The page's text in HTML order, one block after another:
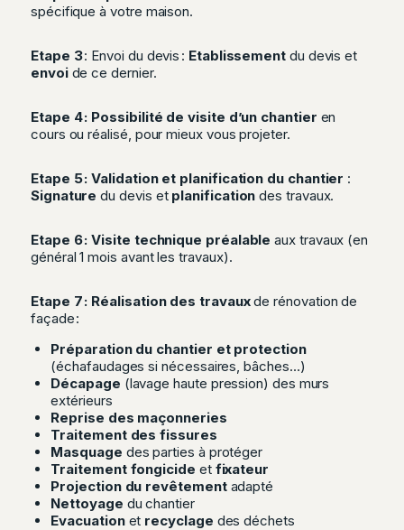
spécifique à votre maison.
Etape 3: Envoi du devis : Etablissement du devis et
envoide ce dernier.
Etape 4 : Possibilité de visite d’un chantier en
cours ou réalisé, pour mieux vous projeter.
Etape 5 : Validation et planification du chantier :
Signature du devis et planification des travaux.
Etape 6 : Visite technique préalable aux travaux (en
général 1 mois avant les travaux).
Etape 7 : Réalisation des travauxde rénovation de
façade :
Préparation du chantier et protection
(échafaudages si nécessaires, bâches…)
Décapage (lavage haute pression) des murs
extérieurs
Reprise des maçonneries
Traitement des fissures
Masquage des parties à protéger
Traitement fongicide et fixateur
Projection du revêtementadapté
Nettoyage du chantier
Evacuationet recyclage des déchets